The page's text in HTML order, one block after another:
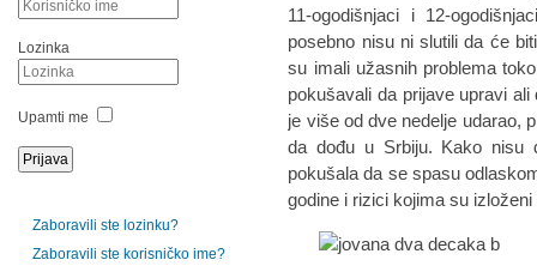
11-ogodišnjaci i 12-
posebno nisu ni slutili da će
su imali užasnih problema
pokušavali da prijave upravi
je više od dve nedelje udarao,
da dođu u Srbiju. Kako nisu
pokušala da se spasu
godine i rizici kojima su
Lozinka
Upamti me
Zaboravili ste lozinku?
Zaboravili ste korisničko ime?